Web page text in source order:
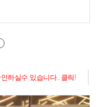
하실수 있습니다.. 클릭!